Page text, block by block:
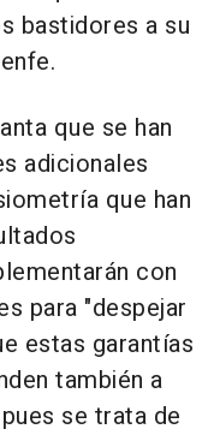
bastidores a su
que se han
adicionales
que han
con
para "despejar
estas garantías
también a
se trata de